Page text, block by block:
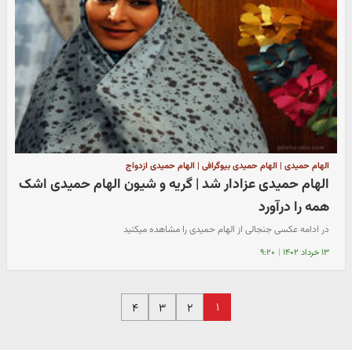
الهام حمیدی | الهام حمیدی بیوگرافی | الهام حمیدی ازدواج
الهام حمیدی عزادار شد | گریه و شیون الهام حمیدی اشک
همه را درآورد
در ادامه عکسی جنجالی از الهام حمیدی را مشاهده میکنید
۱۳ خرداد ۱۴۰۲ | ۹:۲۰
۱ ۲ ۳ ۴